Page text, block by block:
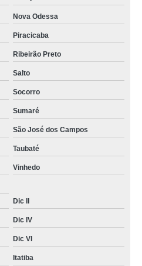
Nova Odessa
Piracicaba
Ribeirão Preto
Salto
Socorro
Sumaré
São José dos Campos
Taubaté
Vinhedo
Dic II
Dic IV
Dic VI
Itatiba